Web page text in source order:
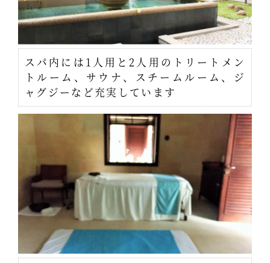
スパ内には1人用と2人用のトリートメン
トルーム、サウナ、スチームルーム、ジ
ャグジーなど充実しています